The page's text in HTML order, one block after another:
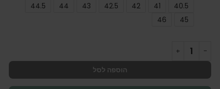
40.5
41
42
42.5
43
44
44.5
45
46
הוספה לסל